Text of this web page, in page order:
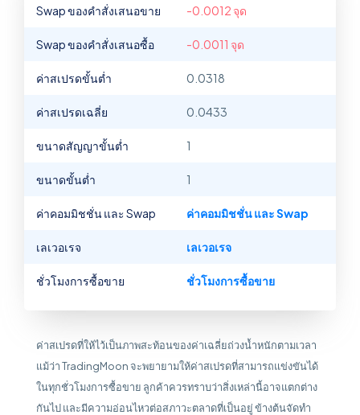
Swap ของคำสั่งเสนอขาย -0.0012 จุด
Swap ของคำสั่งเสนอซื้อ -0.0011 จุด
ค่าสเปรดขั้นต่ำ 0.0318
ค่าสเปรดเฉลี่ย 0.0433
ขนาดสัญญาขั้นต่ำ 1
ขนาดขั้นต่ำ 1
ค่าคอมมิชชั่น และ Swap ค่าคอมมิชชั่น และ Swap
เลเวอเรจ เลเวอเรจ
ชั่วโมงการซื้อขาย ชั่วโมงการซื้อขาย
ค่าสเปรดที่ให้ไว้เป็นภาพสะท้อนของค่าเฉลี่ยถ่วงน้ำหนักตามเวลา
แม้ว่า TradingMoon จะพยายามให้ค่าสเปรดที่สามารถแข่งขันได้
ในทุกชั่วโมงการซื้อขาย ลูกค้าควรทราบว่าสิ่งเหล่านี้อาจแตกต่าง
กันไป และมีความอ่อนไหวต่อสภาวะตลาดที่เป็นอยู่ ข้างต้นจัดทำ